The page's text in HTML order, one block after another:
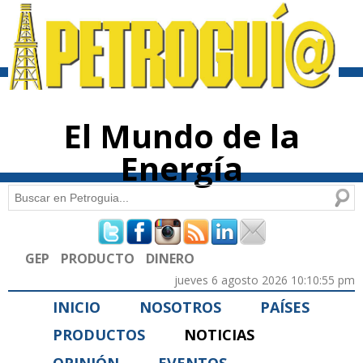
contenido
El Mundo de la
Energía
Formulario de búsqueda
Buscar
GEP PRODUCTO DINERO
jueves 6 agosto 2026 10:10:55 pm
INICIO NOSOTROS
PAÍSES
PRODUCTOS
NOTICIAS